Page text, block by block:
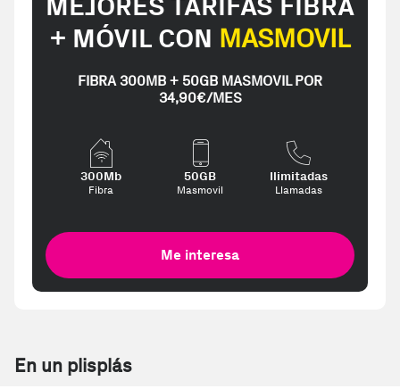
+ MÓVIL CON MASMOVIL
FIBRA 300MB + 50GB MASMOVIL POR
34,90€/MES
300Mb
Fibra
50GB
Masmovil
Ilimitadas
Llamadas
Me interesa
En un plisplás